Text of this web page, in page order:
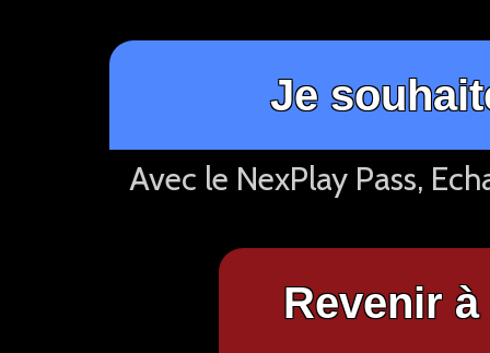
Je
Avec le NexPlay Pass,
Revenir